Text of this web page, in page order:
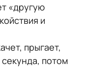
«другую
и
прыгает,
потом